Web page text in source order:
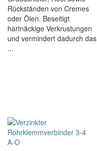
Rückständen von Cremes
oder Ölen. Beseitigt
hartnäckige Verkrustungen
und vermindert dadurch das
...